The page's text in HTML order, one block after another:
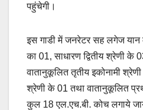
पहुंचेगी।
इस गाडी में जनरेटर सह लगेज
का 01, साधारण द्वितीय श्रेणी
वातानुकूलित तृतीय इकोनामी
श्रेणी के 01 तथा वातानुकूलित
कुल 18 एल.एच.बी. कोच लगाये